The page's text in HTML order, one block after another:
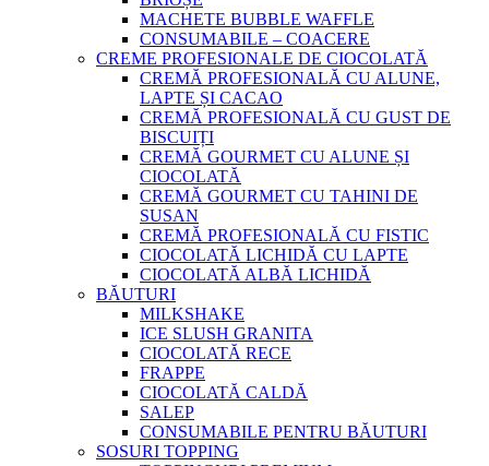
MACHETE BUBBLE WAFFLE
CONSUMABILE – COACERE
CREME PROFESIONALE DE CIOCOLATĂ
CREMĂ PROFESIONALĂ CU ALUNE,
LAPTE ȘI CACAO
CREMĂ PROFESIONALĂ CU GUST DE
BISCUIȚI
CREMĂ GOURMET CU ALUNE ȘI
CIOCOLATĂ
CREMĂ GOURMET CU TAHINI DE
SUSAN
CREMĂ PROFESIONALĂ CU FISTIC
CIOCOLATĂ LICHIDĂ CU LAPTE
CIOCOLATĂ ALBĂ LICHIDĂ
BĂUTURI
MILKSHAKE
ICE SLUSH GRANITA
CIOCOLATĂ RECE
FRAPPE
CIOCOLATĂ CALDĂ
SALEP
CONSUMABILE PENTRU BĂUTURI
SOSURI TOPPING